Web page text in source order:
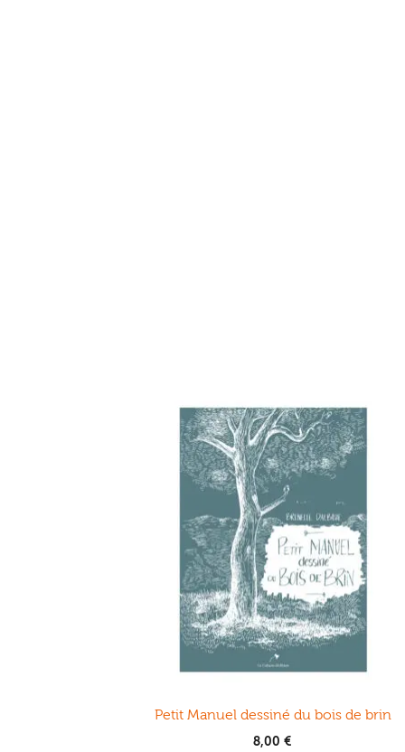
Petit Manuel dessiné du bois de brin
8,00€